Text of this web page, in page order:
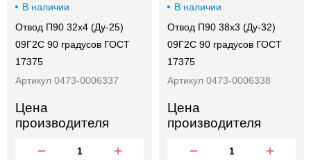
В наличии
Отвод П90 32х4 (Ду-25)
09Г2С 90 градусов ГОСТ
17375
Артикул 0473-0006337
Цена
производителя
В наличии
Отвод П90 38х3 (Ду-32)
09Г2С 90 градусов ГОСТ
17375
Артикул 0473-0006338
Цена
производителя